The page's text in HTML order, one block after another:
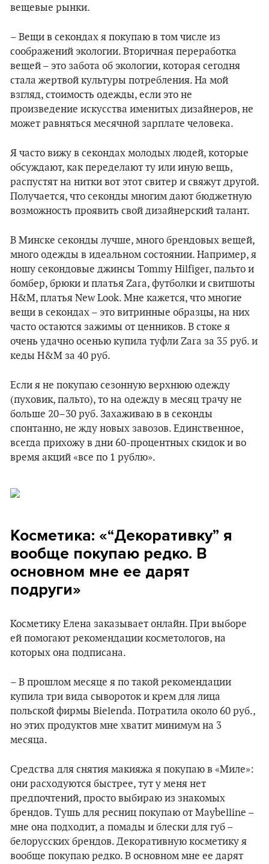
вещевые рынки.
– Вещи в секондах я покупаю в том числе из
соображений экологии. Вторичная переработка
вещей – это забота об экологии, которая сегодня
стала жертвой культуры потребления. На мой
взгляд, стоимость одежды, если это не
произведение искусства именитых дизайнеров, не
может равняться месячной зарплате человека.
Я часто вижу в секондах молодых людей, которые
обсуждают, как переделают ту или иную вещь,
распустят на нитки вот этот свитер и свяжут другой.
Получается, что секонды многим дают бюджетную
возможность проявить свой дизайнерский талант.
В Минске секонды лучше, много брендовых вещей,
много одежды в идеальном состоянии. Например, я
ношу секондовые джинсы Tommy Hilfiger, пальто и
бомбер, брюки и платья Zara, футболки и свитшоты
H&M, платья New Look. Мне кажется, что многие
вещи в секондах – это витринные образцы, на них
часто остаются зажимы от ценников. В стоке я
очень удачно осенью купила туфли Zara за 35 руб. и
кеды H&M за 40 руб.
Если я не покупаю сезонную верхнюю одежду
(пуховик, пальто), то на одежду в месяц трачу не
больше 20–30 руб. Захаживаю в в секонды
спонтанно, не жду новых завозов. Единственное,
всегда прихожу в дни 60-процентных скидок и во
время акций «все по 1 рублю».
Косметика: «“Декоративку” я
вообще покупаю редко. В
основном мне ее дарят
подруги»
Косметику Елена заказывает онлайн. При выборе
ей помогают рекомендации косметологов, на
которых она подписана.
– В прошлом месяце я по такой рекомендации
купила три вида сывороток и крем для лица
польской фирмы Bielenda. Потратила около 60 руб.,
но этих продуктов мне хватит минимум на 3
месяца.
Средства для снятия макияжа я покупаю в «Миле»:
они расходуются быстрее, тут у меня нет
предпочтений, просто выбираю из знакомых
брендов. Тушь для ресниц покупаю от Maybelline –
мне она подходит, а помады и блески для губ –
белорусских брендов. Декоративную косметику я
вообще покупаю редко. В основном мне ее дарят